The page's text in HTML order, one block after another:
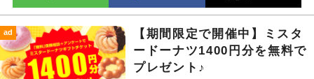
ad
【期間限定で開催中】ミスタ
ードーナツ1400円分を無料で
プレゼント♪